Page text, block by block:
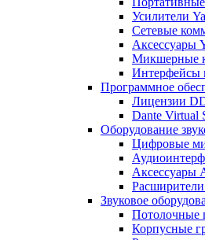
Усилители
Сетевые
Аксессуары
Микшерные
Интерфейсы
Программное
Лицензии
Dante Virtual
Оборудование
Цифровые
Аксессуары
Звуковое
Потолочные
Корпусные